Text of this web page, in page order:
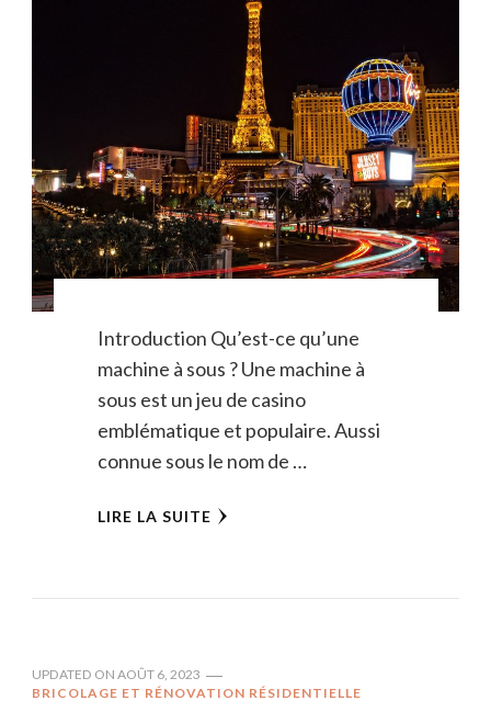
Introduction Qu’est-ce qu’une
machine à sous ? Une machine à
sous est un jeu de casino
emblématique et populaire. Aussi
connue sous le nom de …
LIRE LA SUITE
UPDATED ON AOÛT 6, 2023
BRICOLAGE ET RÉNOVATION RÉSIDENTIELLE